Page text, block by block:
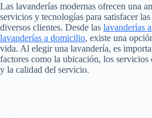
Las lavanderías modernas ofrecen una
servicios y tecnologías para satisfacer las
diversos clientes. Desde las lavanderías
lavanderías a domicilio, existe una
vida. Al elegir una lavandería, es
factores como la ubicación, los servicios
y la calidad del servicio.